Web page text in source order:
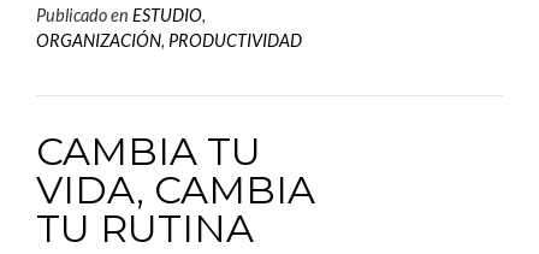
Publicado en ESTUDIO,
ORGANIZACIÓN, PRODUCTIVIDAD
CAMBIA TU
VIDA, CAMBIA
TU RUTINA